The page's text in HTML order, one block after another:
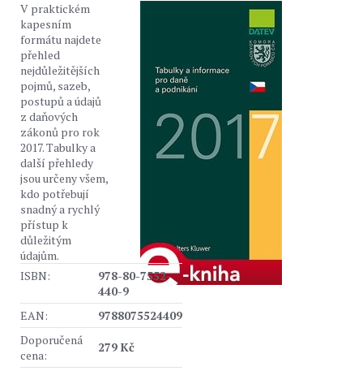
V praktickém
kapesním
formátu najdete
přehled
nejdůležitějších
pojmů, sazeb,
postupů a údajů
z daňových
zákonů pro rok
2017. Tabulky a
další přehledy
jsou určeny všem,
kdo potřebují
snadný a rychlý
přístup k
důležitým
údajům.
ISBN:
978-80-7552-
440-9
EAN:
9788075524409
Doporučená
cena:
279 Kč